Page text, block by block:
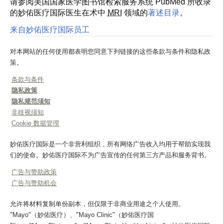
请参阅美国国家医学图书馆检索服务系统 PubMed 所收录
的妙佑医疗国际医生在术中 MRI 领域的著述目录。
来自妙佑医疗国际员工
对本网站的任何使用都表明您同意下列链接的这些条款与条件和隐私政
策。
条款与条件
隐私政策
隐私规范须知
非歧视须知
Cookie 数据管理
妙佑医疗国际是一个非营利组织，所有网络广告收入均用于帮助实现我
们的使命。妙佑医疗国际不为广告宣传的任何第三方产品和服务背书。
广告与赞助政策
广告与赞助机会
允许将材料复制单份副本，但仅限于非商业用途之个人使用。
"Mayo"（妙佑医疗）、"Mayo Clinic"（妙佑医疗国